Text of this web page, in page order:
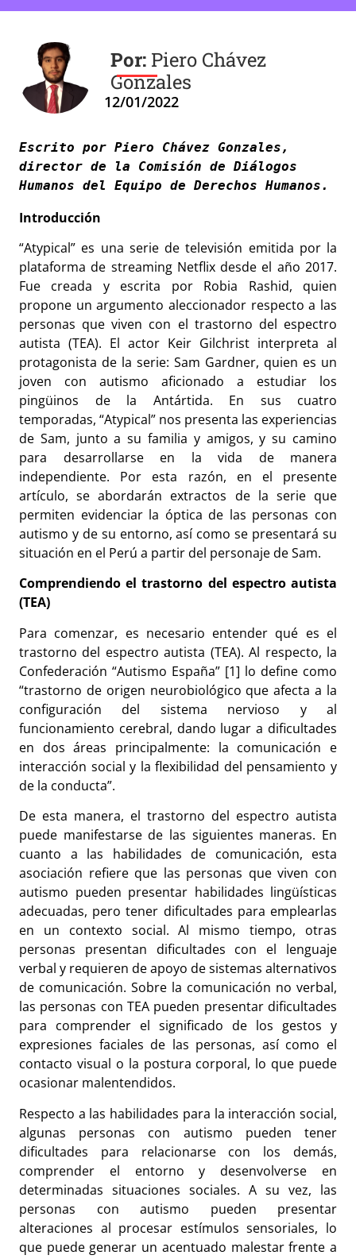
Piero Chávez
Gonzales
Escrito por Piero Chávez Gonzales,
director de la Comisión de Diálogos
Introducción
“Atypical” es una serie de televisión emitida por la
plataforma de streaming Netflix desde el año 2017.
Fue creada y escrita por Robia Rashid, quien
propone un argumento aleccionador respecto a las
personas que viven con el trastorno del espectro
autista (TEA). El actor Keir Gilchrist interpreta al
protagonista de la serie: Sam Gardner, quien es un
joven con autismo aficionado a estudiar los
pingüinos de la Antártida. En sus cuatro
temporadas, “Atypical” nos presenta las experiencias
de Sam, junto a su familia y amigos, y su camino
para desarrollarse en la vida de manera
independiente. Por esta razón, en el presente
artículo, se abordarán extractos de la serie que
permiten evidenciar la óptica de las personas con
autismo y de su entorno, así como se presentará su
situación en el Perú a partir del personaje de Sam.
Comprendiendo el trastorno del espectro autista
(TEA)
Para comenzar, es necesario entender qué es el
trastorno del espectro autista (TEA). Al respecto, la
Confederación “Autismo España” [1] lo define como
“trastorno de origen neurobiológico que afecta a la
configuración del sistema nervioso y al
funcionamiento cerebral, dando lugar a dificultades
en dos áreas principalmente: la comunicación e
interacción social y la flexibilidad del pensamiento y
de la conducta”.
De esta manera, el trastorno del espectro autista
puede manifestarse de las siguientes maneras. En
cuanto a las habilidades de comunicación, esta
asociación refiere que las personas que viven con
autismo pueden presentar habilidades lingüísticas
adecuadas, pero tener dificultades para emplearlas
en un contexto social. Al mismo tiempo, otras
personas presentan dificultades con el lenguaje
verbal y requieren de apoyo de sistemas alternativos
de comunicación. Sobre la comunicación no verbal,
las personas con TEA pueden presentar dificultades
para comprender el significado de los gestos y
expresiones faciales de las personas, así como el
contacto visual o la postura corporal, lo que puede
ocasionar malentendidos.
Respecto a las habilidades para la interacción social,
algunas personas con autismo pueden tener
dificultades para relacionarse con los demás,
comprender el entorno y desenvolverse en
determinadas situaciones sociales. A su vez, las
personas con autismo pueden presentar
alteraciones al procesar estímulos sensoriales, lo
que puede generar un acentuado malestar frente a
12/01/2022